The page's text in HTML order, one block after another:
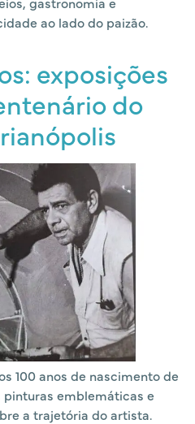
ao lado do paizão.
exposições
do
100 anos de nascimento de
emblemáticas e
a trajetória do artista.